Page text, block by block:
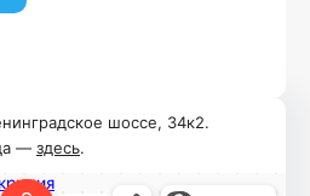
шоссе, 34к2.
— здесь.